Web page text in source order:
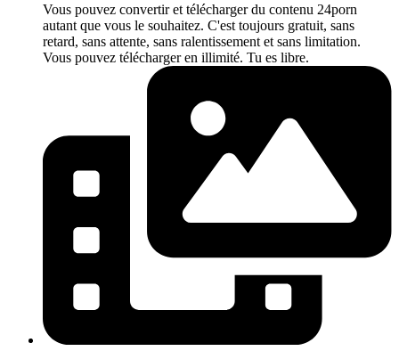
Vous pouvez convertir et télécharger du contenu 24porn
autant que vous le souhaitez. C'est toujours gratuit, sans
retard, sans attente, sans ralentissement et sans limitation.
Vous pouvez télécharger en illimité. Tu es libre.